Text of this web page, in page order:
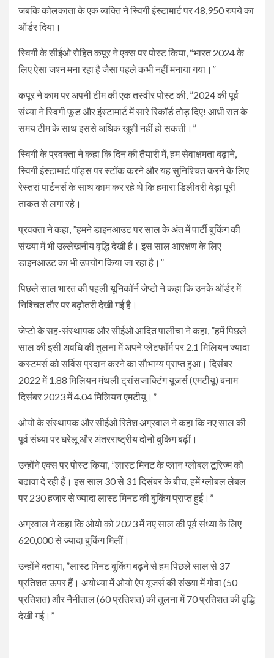
जबकि कोलकाता के एक व्यक्ति ने स्विगी इंस्टामार्ट पर 48,950 रुपये का
ऑर्डर दिया।
स्विगी के सीईओ रोहित कपूर ने एक्स पर पोस्ट किया, “भारत 2024 के
लिए ऐसा जश्न मना रहा है जैसा पहले कभी नहीं मनाया गया।”
कपूर ने काम पर अपनी टीम की एक तस्वीर पोस्ट की, ”2024 की पूर्व
संध्या ने स्विगी फूड और इंस्टामार्ट में सारे रिकॉर्ड तोड़ दिए! आधी रात के
समय टीम के साथ इससे अधिक खुशी नहीं हो सकती।”
स्विगी के प्रवक्ता ने कहा कि दिन की तैयारी में, हम सेवाक्षमता बढ़ाने,
स्विगी इंस्टामार्ट पॉड्स पर स्टॉक करने और यह सुनिश्चित करने के लिए
रेस्तरां पार्टनर्स के साथ काम कर रहे थे कि हमारा डिलीवरी बेड़ा पूरी
ताकत से लगा रहे।
प्रवक्ता ने कहा, ”हमने डाइनआउट पर साल के अंत में पार्टी बुकिंग की
संख्या में भी उल्लेखनीय वृद्धि देखी है। इस साल आरक्षण के लिए
डाइनआउट का भी उपयोग किया जा रहा है।”
पिछले साल भारत की पहली यूनिकॉर्न जेप्टो ने कहा कि उनके ऑर्डर में
निश्चित तौर पर बढ़ोतरी देखी गई है।
जेप्टो के सह-संस्थापक और सीईओ आदित पालीचा ने कहा, ”हमें पिछले
साल की इसी अवधि की तुलना में अपने प्लेटफॉर्म पर 2.1 मिलियन ज्यादा
कस्टमर्स को सर्विस प्रदान करने का सौभाग्य प्राप्त हुआ। दिसंबर
2022 में 1.88 मिलियन मंथली ट्रांसजाक्टिंग यूजर्स (एमटीयू) बनाम
दिसंबर 2023 में 4.04 मिलियन एमटीयू।”
ओयो के संस्थापक और सीईओ रितेश अग्रवाल ने कहा कि नए साल की
पूर्व संध्या पर घरेलू और अंतरराष्ट्रीय दोनों बुकिंग बढ़ीं।
उन्होंने एक्स पर पोस्ट किया, ”लास्ट मिनट के प्लान ग्लोबल टूरिज्म को
बढ़ावा दे रही हैं। इस साल 30 से 31 दिसंबर के बीच, हमें ग्लोबल लेबल
पर 230 हजार से ज्यादा लास्ट मिनट की बुकिंग प्राप्त हुई।”
अग्रवाल ने कहा कि ओयो को 2023 में नए साल की पूर्व संध्या के लिए
620,000 से ज्यादा बुकिंग मिलीं।
उन्होंने बताया, ”लास्ट मिनट बुकिंग बढ़ने से हम पिछले साल से 37
प्रतिशत ऊपर हैं। अयोध्या में ओयो ऐप यूजर्स की संख्या में गोवा (50
प्रतिशत) और नैनीताल (60 प्रतिशत) की तुलना में 70 प्रतिशत की वृद्धि
देखी गई।”